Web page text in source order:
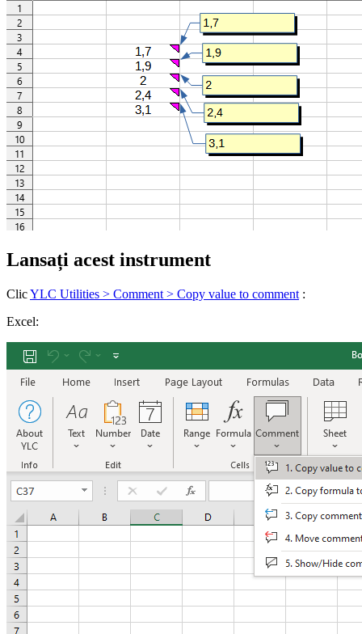
Lansați acest instrument
ClicYLC Utilities > Comment > Copy value to comment :
Excel: